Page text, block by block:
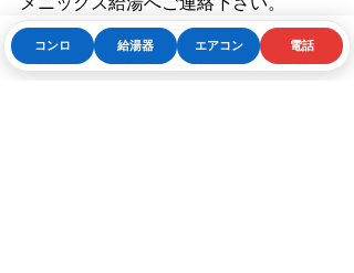
#お湯が出ない
Phone お問い合わせフォーム LINE
コンロ 給湯器 エアコン 電話